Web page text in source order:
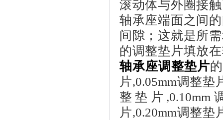
滚动体与外圈接
轴承座端面之间
间隙；这就是所
的调整垫片填放
轴承座调整垫片
片,0.05mm调整垫
整垫片 ,0.10mm
片,0.20mm调整垫